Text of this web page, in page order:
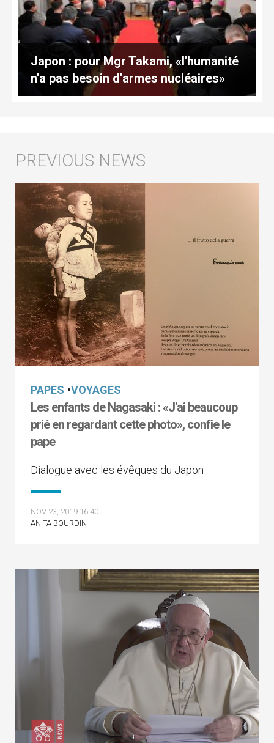
Japon : pour Mgr Takami, «l'humanité
n'a pas besoin d'armes nucléaires»
PAPES •VOYAGES
Les enfants de Nagasaki : «J'ai beaucoup
prié en regardant cette photo», confie le
pape
Dialogue avec les évêques du Japon
NOV 23, 2019 16:40
ANITA BOURDIN